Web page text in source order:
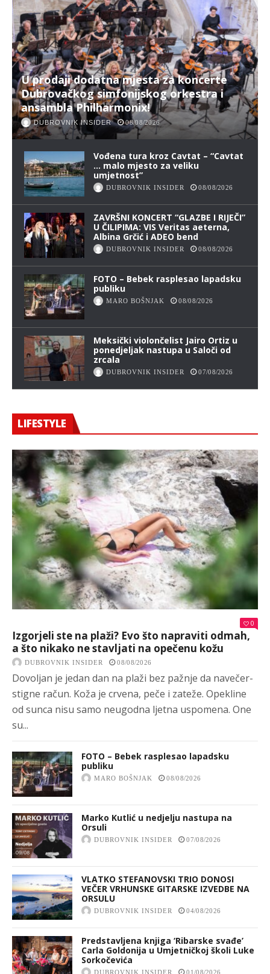
U prodaji dodatna mjesta za koncerte
Dubrovačkog simfonijskog orkestra i
ansambla Philharmonix!
DUBROVNIK INSIDER 08/08/2026
Vođena tura kroz Cavtat – “Cavtat
… malo mjesto za veliku
umjetnost”
DUBROVNIK INSIDER 08/08/2026
ZAVRŠNI KONCERT “GLAZBE I RIJEČI”
U ČILIPIMA: VIS Veritas aeterna,
Albina Grčić i ADEO bend
DUBROVNIK INSIDER 08/08/2026
FOTO – Bebek rasplesao lapadsku
publiku
MARO BOŠNJAK 08/08/2026
Meksički violončelist Jairo Ortiz u
ponedjeljak nastupa u Saloči od
zrcala
DUBROVNIK INSIDER 07/08/2026
LIFESTYLE
0
Izgorjeli ste na plaži? Evo što napraviti odmah,
a što nikako ne stavljati na opečenu kožu
DUBROVNIK INSIDER 08/08/2026
Dovoljan je jedan dan na plaži bez pažnje da navečer-
stigne račun. Koža je crvena, peče i zateže. Opekline
od sunca nisu samo neugodna ljetna uspomena. One
su...
FOTO – Bebek rasplesao lapadsku
publiku
MARO BOŠNJAK 08/08/2026
Marko Kutlić u nedjelju nastupa na
Orsuli
DUBROVNIK INSIDER 07/08/2026
VLATKO STEFANOVSKI TRIO DONOSI
VEČER VRHUNSKE GITARSKE IZVEDBE NA
ORSULU
DUBROVNIK INSIDER 04/08/2026
Predstavljena knjiga ‘Ribarske svađe’
Carla Goldonija u Umjetničkoj školi Luke
Sorkočevića
DUBROVNIK INSIDER 01/08/2026